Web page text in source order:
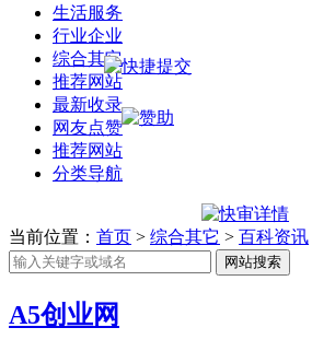
生活服务
行业企业
综合其它
推荐网站
最新收录
网友点赞
推荐网站
分类导航
当前位置： 首页 > 综合其它 > 百科资讯
网站搜索
A5创业网